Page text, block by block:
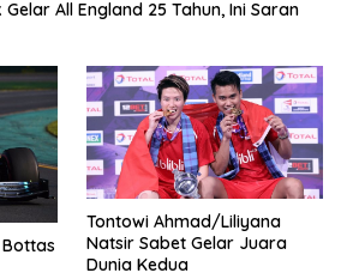
All England 25 Tahun, Ini Saran
Bottas
Tontowi Ahmad/Liliyana
Natsir Sabet Gelar Juara
Dunia Kedua